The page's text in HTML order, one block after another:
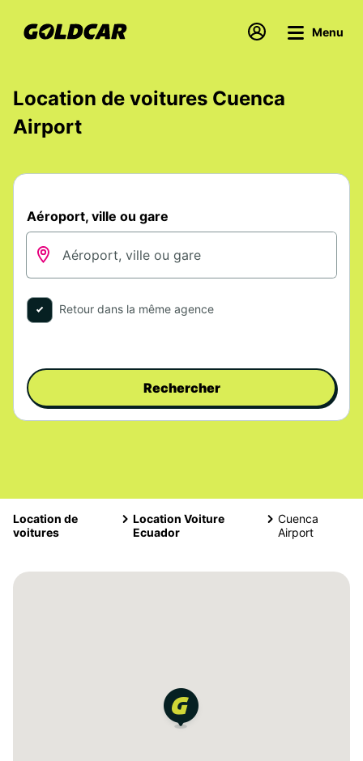
Menu
Location de voitures Cuenca
Airport
Aéroport, ville ou gare
Retour dans la même agence
Rechercher
Location de
voitures
Location Voiture
Ecuador
Cuenca
Airport